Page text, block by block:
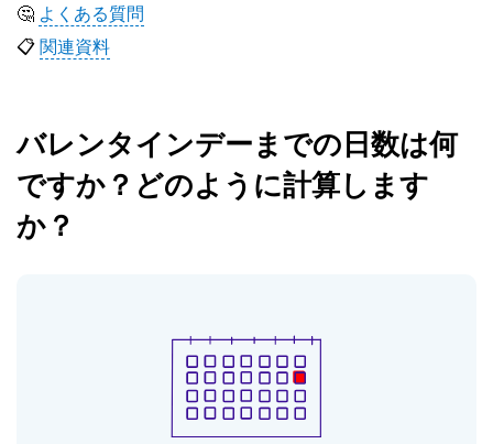
🤔 よくある質問
📋関連資料
バレンタインデーまでの日数は何
ですか？どのように計算します
か？